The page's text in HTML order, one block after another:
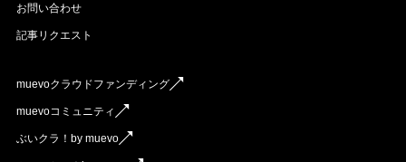
お問い合わせ
記事リクエスト
muevoクラウドファンディング
muevoコミュニティ
ぶいクラ！by muevo